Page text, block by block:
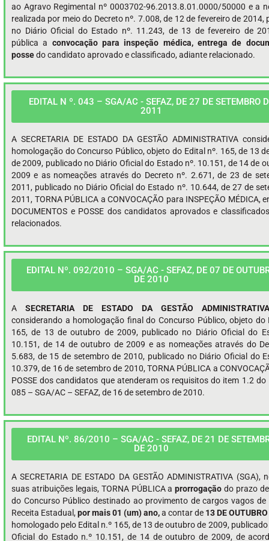
ao Agravo Regimental nº 0003702-96.2013.8.01.0000/50000 e a
realizada por meio do Decreto nº. 7.008, de 12 de fevereiro de 2014,
no Diário Oficial do Estado nº. 11.243, de 13 de fevereiro de
pública a convocação para inspeção médica, entrega de
possedo candidato aprovado e classificado, adiante relacionado.
EDITAL N º. 043 – SGA/AC - SEFAZ, DE 27 DE SETEMBRO
2011
A SECRETARIA DE ESTADO DA GESTÃO ADMINISTRATIVA
homologação do Concurso Público, objeto do Edital nº. 165, de 13
de 2009, publicado no Diário Oficial do Estado nº. 10.151, de 14 de
2009 e as nomeações através do Decreto nº. 2.671, de 23 de
2011, publicado no Diário Oficial do Estado nº. 10.644, de 27 de
2011, TORNA PÚBLICA a CONVOCAÇÃO para INSPEÇÃO MÉDICA,
DOCUMENTOS e POSSE dos candidatos aprovados e
relacionados.
EDITAL Nº. 092/2010 – SGA/AC - SEFAZ, DE 07 DE
DE 2010
A SECRETARIA DE ESTADO DA GESTÃO ADMINISTRATIVA
considerando a homologação final do Concurso Público, objeto do
165, de 13 de outubro de 2009, publicado no Diário Oficial do
10.151, de 14 de outubro de 2009 e as nomeações através do
5.683, de 15 de setembro de 2010, publicado no Diário Oficial do
10.379, de 16 de setembro de 2010, TORNA PÚBLICA a
POSSE dos candidatos que atenderam os requisitos do item 1.2 do
085 – SGA/AC – SEFAZ, de 16 de setembro de 2010.
EDITAL Nº. 86/2010 – SGA/AC - SEFAZ, DE 21 DE
DE 2010
A SECRETARIA DE ESTADO DA GESTÃO ADMINISTRATIVA (SGA),
suas atribuições legais, TORNA PÚBLICA aprorrogação do prazo
do Concurso Público destinado ao provimento de cargos vagos de
Receita Estadual, por mais 01 (um) ano,a contar de 13 DE
homologado pelo Edital n.º 165, de 13 de outubro de 2009,
Oficial do Estado n.º 10.151, de 14 de outubro de 2009, de